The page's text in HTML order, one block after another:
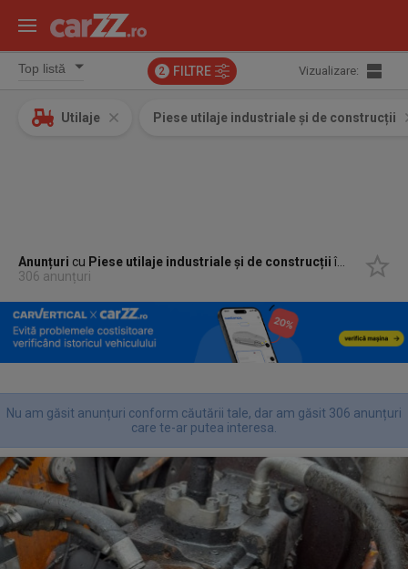
2 FILTRE Vizualizare:
Utilaje Piese utilaje industriale și de construcții
Anunțuri cu Piese utilaje industriale și de construcțiiîn
306 anunțuri
Nu am găsit anunțuri conform căutării tale, dar am găsit 306 anunțuri
care te-ar putea interesa.